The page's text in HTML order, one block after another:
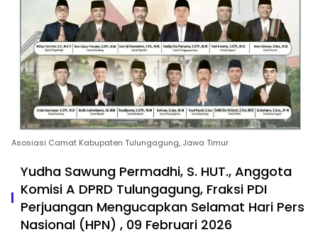
Asosiasi Camat Kabupaten Tulungagung, Jawa Timur
Yudha Sawung Permadhi, S. HUT., Anggota
Komisi A DPRD Tulungagung, Fraksi PDI
Perjuangan Mengucapkan Selamat Hari Pers
Nasional (HPN) , 09 Februari 2026